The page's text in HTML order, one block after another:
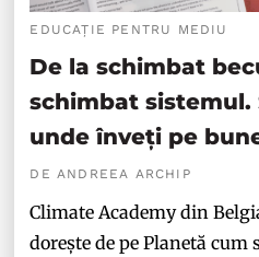
EDUCAȚIE PENTRU MEDIU
De la schimbat
schimbat sistemul.
unde înveți pe
DE ANDREEA ARCHIP
Climate Academy din
dorește de pe Planetă cum